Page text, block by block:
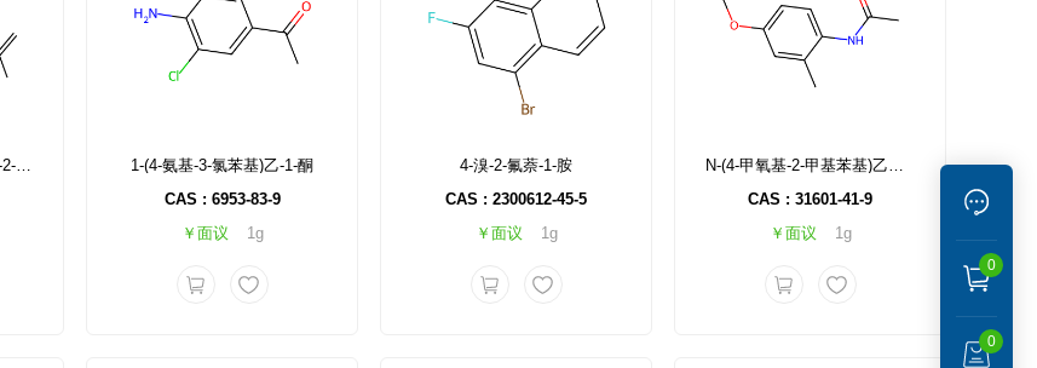
0
0
5-氨基-2-(叔丁基)-4-(丙烯-2-基)苯基甲基碳酸酯
1-(4-氨基-3-氯苯基)乙-1-酮
CAS : 6953-83-9
￥面议
1g
4-溴-2-氟萘-1-胺
CAS : 2300612-45-5
￥面议
1g
N-(4-甲氧基-2-甲基苯基)乙酰胺
CAS : 31601-41-9
￥面议
1g